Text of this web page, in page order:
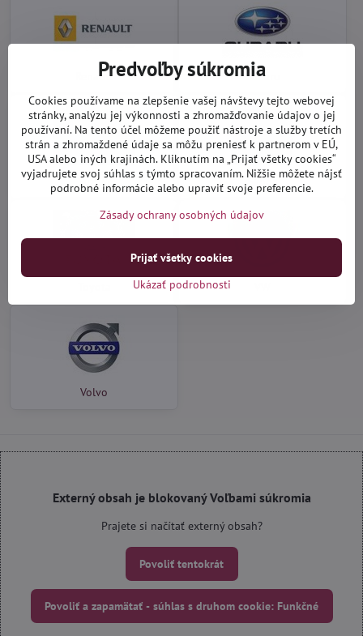
Renault Subaru
Suzuki Škoda
Volvo
Externý obsah je blokovaný Voľbami súkromia
Prajete si načítať externý obsah?
Povoliť tentokrát
Povoliť a zapamätať - súhlas s druhom cookie: Funkčné
Predvoľby súkromia
Cookies používame na zlepšenie vašej návštevy tejto webovej
stránky, analýzu jej výkonnosti a zhromažďovanie údajov o jej
používaní. Na tento účel môžeme použiť nástroje a služby tretích
strán a zhromaždené údaje sa môžu preniesť k partnerom v EÚ,
USA alebo iných krajinách. Kliknutím na „Prijať všetky cookies“
vyjadrujete svoj súhlas s týmto spracovaním. Nižšie môžete nájsť
podrobné informácie alebo upraviť svoje preferencie.
Zásady ochrany osobných údajov
Ukázať podrobnosti
Prijať všetky cookies